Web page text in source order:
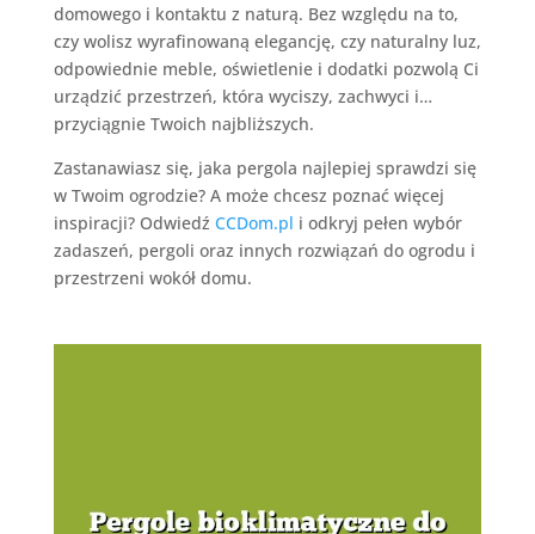
domowego i kontaktu z naturą. Bez względu na to,
czy wolisz wyrafinowaną elegancję, czy naturalny luz,
odpowiednie meble, oświetlenie i dodatki pozwolą Ci
urządzić przestrzeń, która wyciszy, zachwyci i…
przyciągnie Twoich najbliższych.
Zastanawiasz się, jaka pergola najlepiej sprawdzi się
w Twoim ogrodzie? A może chcesz poznać więcej
inspiracji? Odwiedź CCDom.pl i odkryj pełen wybór
zadaszeń, pergoli oraz innych rozwiązań do ogrodu i
przestrzeni wokół domu.